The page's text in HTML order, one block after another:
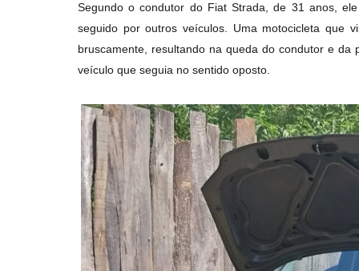
Segundo o condutor do Fiat Strada, de 31 anos,
seguido por outros veículos. Uma motocicleta que
bruscamente, resultando na queda do condutor e
veículo que seguia no sentido oposto.